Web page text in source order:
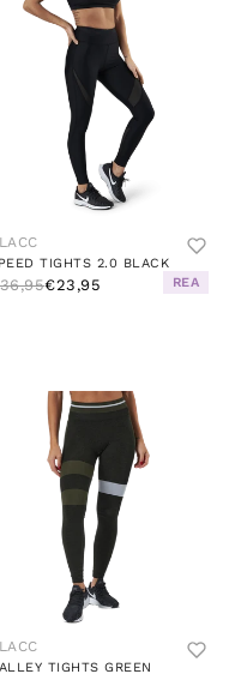
TIGHTS 2.0 BLACK
€23,95 REA
TIGHTS GREEN